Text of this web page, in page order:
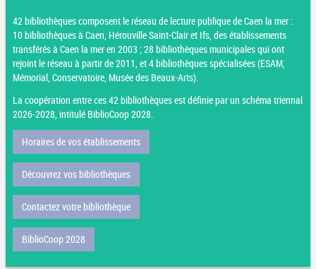
42 bibliothèques composent le réseau de lecture publique de Caen la mer :
10 bibliothèques à Caen, Hérouville Saint-Clair et Ifs, des établissements
transférés à Caen la mer en 2003 ; 28 bibliothèques municipales qui ont
rejoint le réseau à partir de 2011, et 4 bibliothèques spécialisées (ESAM,
Mémorial, Conservatoire, Musée des Beaux-Arts).
La coopération entre ces 42 bibliothèques est définie par un schéma triennal
2026-2028, intitulé BiblioCoop 2028.
Horaires de vos établissements
Découvrez vos bibliothèques
Contactez votre bibliothèque
BiblioCoop 2028